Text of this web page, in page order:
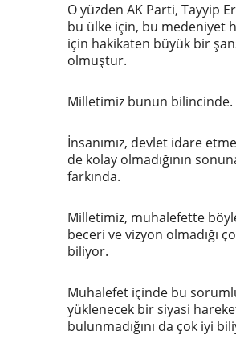
O yüzden AK Parti, Tayyip
bu ülke için, bu medeniyet
için hakikaten büyük bir
olmuştur.
Milletimiz bunun bilincinde.
İnsanımız, devlet idare
de kolay olmadığının
farkında.
Milletimiz, muhalefette
beceri ve vizyon olmadığı
biliyor.
Muhalefet içinde bu
yüklenecek bir siyasi
bulunmadığını da çok iyi